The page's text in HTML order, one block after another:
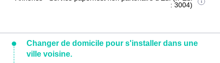
: 3004)
Changer de domicile pour s'installer dans une
ville voisine.